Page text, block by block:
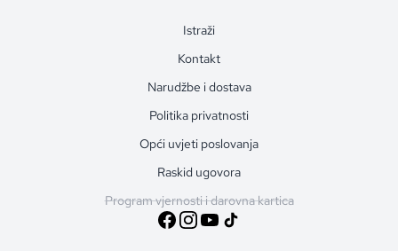
Istraži
Kontakt
Narudžbe i dostava
Politika privatnosti
Opći uvjeti poslovanja
Raskid ugovora
Program vjernosti i darovna kartica